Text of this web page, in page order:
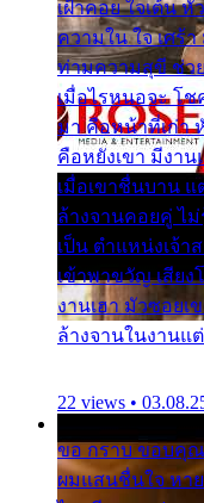
เฝ้าคอย ใจเต้น หั
ความใน ใจ เศร้
ท่ามความสุขี ช่ว
เมื่อไรหนอจะ โ
มา คือหน้าที่เก่า
คือหยังเขา มีงา
เมื่อเขาชื่นบาน
ล้างจานคอยคู่ ไ
เป็น ตำแหน่งเจ้
เข้าพาขวัญ เสีย
งานเฮา มัวซอยเ
ล้างจานในงานแต่
22 views •
ขอ กราบ ขอบคุณ
ผมแสนชื่นใจ หาย